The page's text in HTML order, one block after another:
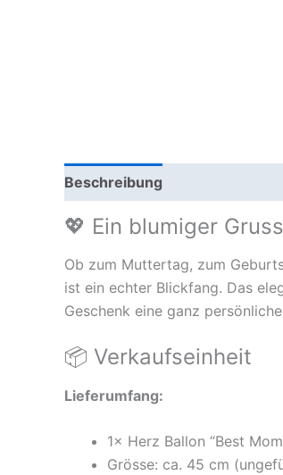
Beschreibung
💖 Ein blumiger
Ob zum Muttertag, zum
ist ein echter Blickfang. Das
Geschenk eine ganz
📦 Verkaufseinheit
Lieferumfang:
1× Herz Ballon “Best
Grösse: ca. 45 cm